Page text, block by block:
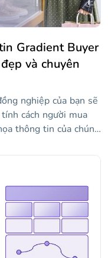
Gradient Buyer
và chuyên
nghiệp của bạn sẽ
cách người mua
thông tin của chúng
của bạn sẽ sẵn
hồ sơ của khách